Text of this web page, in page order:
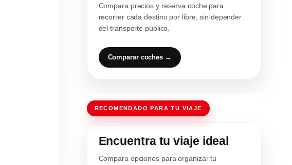
Compara precios y reserva coche para
recorrer cada destino por libre, sin depender
del transporte público.
Comparar coches →
RECOMENDADO PARA TU VIAJE
Encuentra tu viaje ideal
Compara opciones para organizar tu